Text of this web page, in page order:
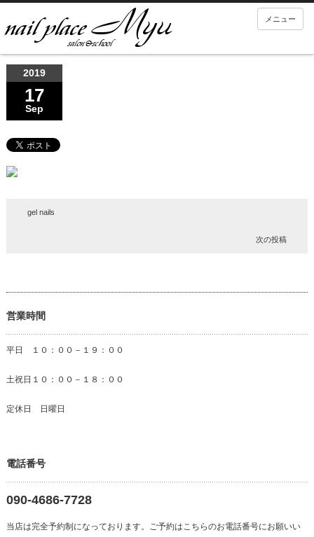
メニュー
2019
17
Sep
gel nails
次の投稿
営業時間
平日 １０：００－１９：００
土祝日１０：００－１８：００
定休日 日曜日
電話番号
090-4686-7728
当店は完全予約制になっております。ご予約はこちらのお電話番号にお願いい